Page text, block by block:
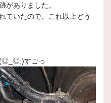
がありました。
ていたので、これ以上どう
(◎_◎;)すごっ